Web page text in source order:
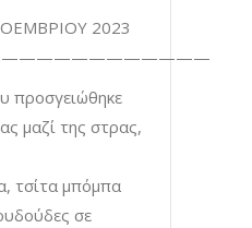
2023
προσγειώθηκε
μαζί της στρας,
τσίτα μπόμπα
σε